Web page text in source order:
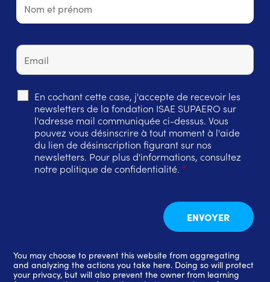
En cochant cette case, j'accepte de recevoir les
newsletters de la fondation ISAE SUPAERO sur
l'adresse mail communiquée ci-dessus. Vous
pouvez vous désinscrire à tout moment à l'aide
du lien de désinscription figurant sur nos
newsletters. Pour plus d'informations, consultez
notre politique de confidentialité. *
You may choose to prevent this website from aggregating
and analyzing the actions you take here. Doing so will protect
your privacy, but will also prevent the owner from learning